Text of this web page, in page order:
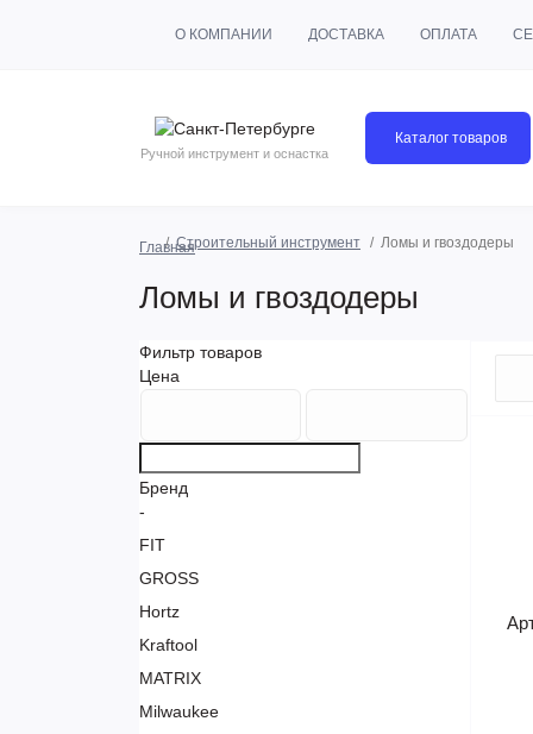
О КОМПАНИИ ДОСТАВКА ОПЛАТА
Ручной инструмент и оснастка
Каталог товаров
ГлавнаяСтроительный инструмент Ломы и гвоздодеры
Ломы и гвоздодеры
Фильтр товаров
Цена
Бренд
-
FIT
GROSS
Hortz
Kraftool
MATRIX
Milwaukee